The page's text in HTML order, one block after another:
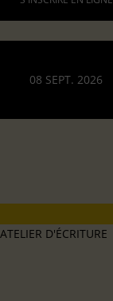
08 SEPT. 2026
D'ÉCRITURE